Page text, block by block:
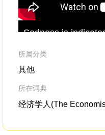
Sadness is
upwards,drooping
所属分类
其他
所在词典
经济学人(The